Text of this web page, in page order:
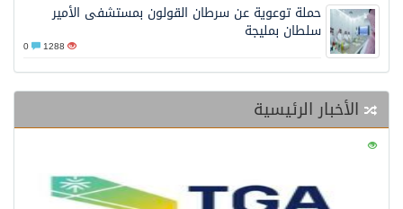
حملة توعوية عن سرطان القولون بمستشفى الأمير
سلطان بمليجة
1288
الأخبار الرئيسية
123